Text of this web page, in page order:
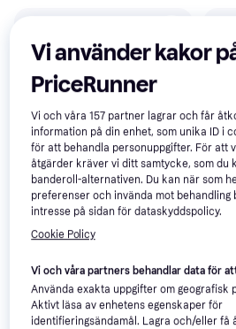
Velux Ljustunnel TWF prof
tak, fle rör Ljustunnel
Ljustunnel
4 659 kr
1 butik
5
1
Vi använder kakor
PriceRunner
Vi och våra157 partner lagrar och får
information på din enhet, som unika ID i
för att behandla personuppgifter. För att
åtgärder kräver vi ditt samtycke, som du
banderoll-alternativen. Du kan när som
preferenser och invända mot behandling
intresse på sidan för dataskyddspolicy.
Cookie Policy
Vi och våra partners behandlar data för
Använda exakta uppgifter om geografisk
Aktivt läsa av enhetens egenskaper för
identifieringsändamål. Lagra och/eller få